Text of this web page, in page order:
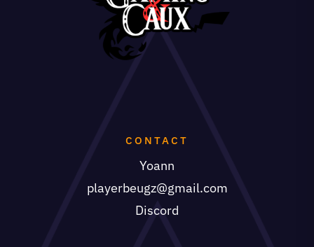
CONTACT
Yoann
playerbeugz@gmail.com
Discord